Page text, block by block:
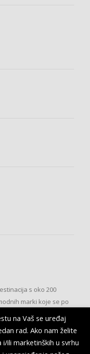
s oko 200
marki koje se po
na Vaš se uređaj
rad. Ako nam želite
ili marketinških u svrhu